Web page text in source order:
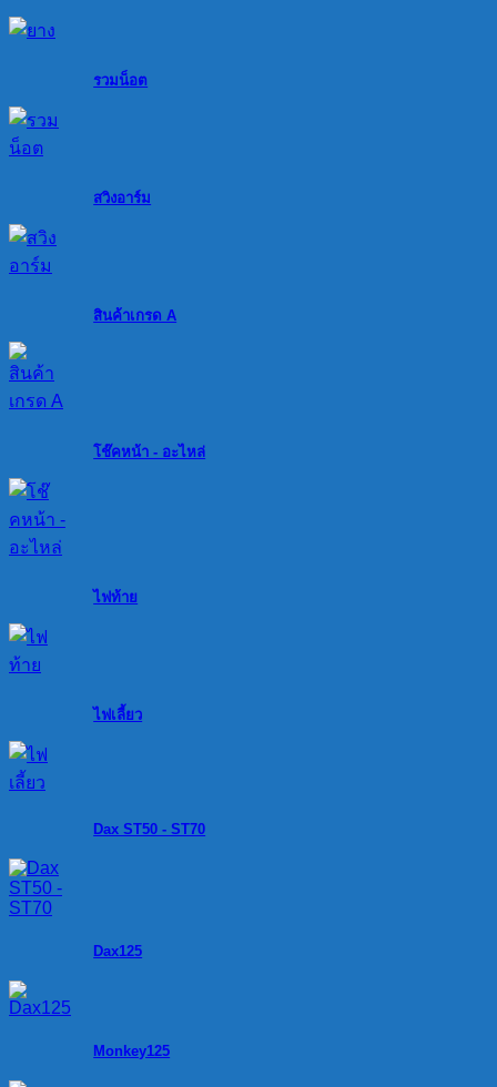
รวมน็อต
สวิงอาร์ม
สินค้าเกรด A
โช๊คหน้า - อะไหล่
ไฟท้าย
ไฟเลี้ยว
Dax ST50 - ST70
Dax125
Monkey125